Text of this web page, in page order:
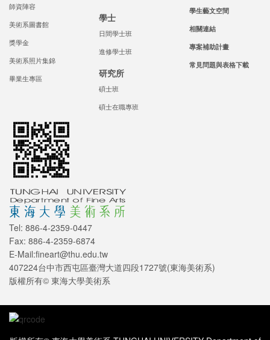
師資陣容
美術系圖書館
獎學金
美術系照片集錦
畢業生專區
學士
日間學士班
進修學士班
研究所
碩士班
碩士在職專班
學生藝文空間
相關連結
專案補助計畫
常見問題與表格下載
Tel: 886-4-2359-0447
Fax: 886-4-2359-6874
E-Mail:fineart@thu.edu.tw
407224台中市西屯區臺灣大道四段1727號(東海美術系)
版權所有© 東海大學美術系